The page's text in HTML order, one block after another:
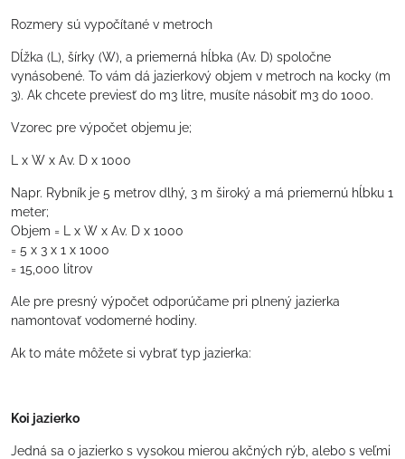
Rozmery sú vypočítané v metroch
Dĺžka (L), šírky (W), a priemerná hĺbka (Av. D) spoločne
vynásobené. To vám dá jazierkový objem v metroch na kocky (m
3). Ak chcete previesť do m3 litre, musíte násobiť m3 do 1000.
Vzorec pre výpočet objemu je;
L x W x Av. D x 1000
Napr. Rybník je 5 metrov dlhý, 3 m široký a má priemernú hĺbku 1
meter;
Objem = L x W x Av. D x 1000
= 5 x 3 x 1 x 1000
= 15,000 litrov
Ale pre presný výpočet odporúčame pri plnený jazierka
namontovať vodomerné hodiny.
Ak to máte môžete si vybrať typ jazierka:
Koi jazierko
Jedná sa o jazierko s vysokou mierou akčných rýb, alebo s veľmi